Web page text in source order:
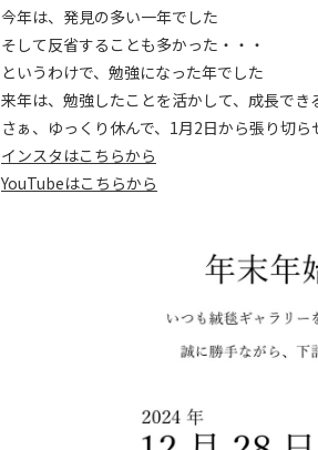
今年は、発見の多い一年でした
そして反省することも多かった・・・
というわけで、勉強になった年でした
来年は、勉強したことを活かして、成長でき
さぁ、ゆっくり休んで、1月2日から張り切ら
インスタはこちらから
YouTubeはこちらから